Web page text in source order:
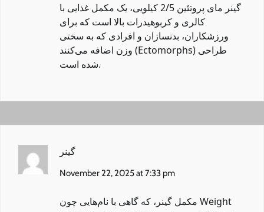
گینر مای پروتئین 2/5 کیلویی
، یک مکمل غذایی با
کالری و کربوهیدرات بالا است که برای
ورزشکاران، بدنسازان و افرادی که به سختی
وزن اضافه می‌کنند (Ectomorphs) طراحی
شده است.
گینر
November 22, 2025 at 7:33 pm
مکمل گینر ، که گاهی با نام‌هایی چون Weight